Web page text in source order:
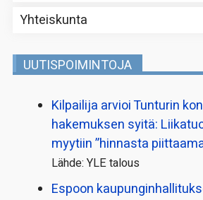
Yhteiskunta
UUTISPOIMINTOJA
Kilpailija arvioi Tunturin
hakemuksen syitä:
myytiin ”hinnasta
Lähde: YLE talous
Espoon